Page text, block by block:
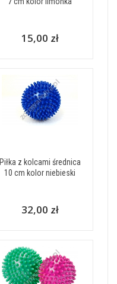
15,00 zł
Piłka z kolcami średnica
10 cm kolor niebieski
32,00 zł